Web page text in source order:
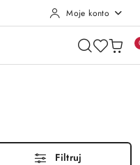
Moje konto
Filtruj